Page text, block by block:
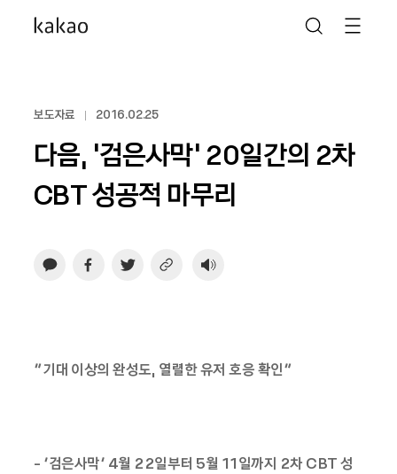
보도자료 2016.02.25
다음, ‘검은사막’ 20일간의 2차
CBT 성공적 마무리
“기대 이상의 완성도, 열렬한 유저 호응 확인”
- ‘검은사막’ 4월 22일부터 5월 11일까지 2차 CBT 성